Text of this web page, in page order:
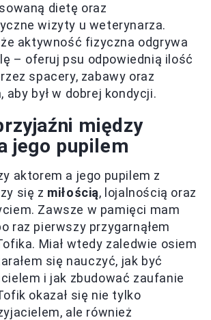
dietę oraz
wizyty u weterynarza.
aktywność fizyczna odgrywa
– oferuj psu odpowiednią ilość
spacery, zabawy oraz
aby był w dobrej kondycji.
między
jego pupilem
aktorem a jego pupilem z
się z miłością, lojalnością oraz
Zawsze w pamięci mam
raz pierwszy przygarnąłem
Miał wtedy zaledwie osiem
się nauczyć, jak być
i jak zbudować zaufanie
okazał się nie tylko
ale również